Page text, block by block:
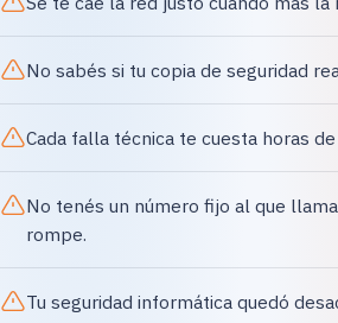
No sabés si tu copia de seguridad
Cada falla técnica te cuesta horas
No tenés un número fijo al que
rompe.
Tu seguridad informática quedó